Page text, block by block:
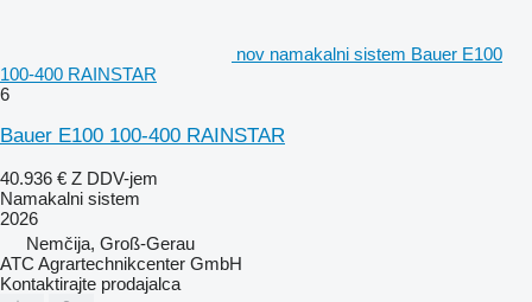
nov namakalni sistem Bauer E100
100-400 RAINSTAR
6
Bauer E100 100-400 RAINSTAR
40.936 € Z DDV-jem
Namakalni sistem
2026
Nemčija, Groß-Gerau
ATC Agrartechnikcenter GmbH
Kontaktirajte prodajalca